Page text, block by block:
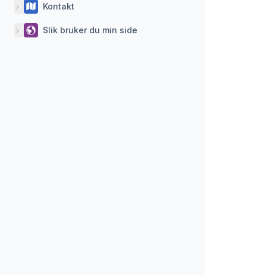
Kontakt
Slik bruker du min side